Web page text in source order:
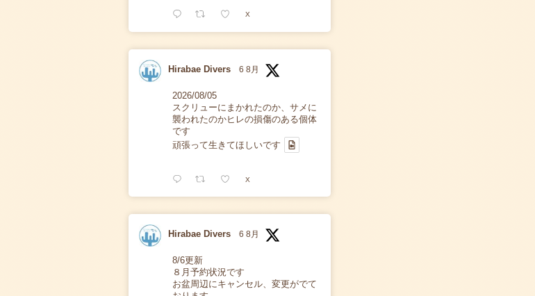
X
Hirabae Divers 6 8月
2026/08/05
スクリューにまかれたのか、サメに
襲われたのかヒレの損傷のある個体
です
頑張って生きてほしいです
X
Hirabae Divers 6 8月
8/6更新
８月予約状況です
お盆周辺にキャンセル、変更がでて